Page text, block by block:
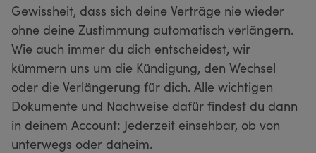
Gewissheit, dass sich deine Verträge nie wieder
ohne deine Zustimmung automatisch verlängern.
Wie auch immer du dich entscheidest, wir
kümmern uns um die Kündigung, den Wechsel
oder die Verlängerung für dich. Alle wichtigen
Dokumente und Nachweise dafür findest du dann
in deinem Account: Jederzeit einsehbar, ob von
unterwegs oder daheim.